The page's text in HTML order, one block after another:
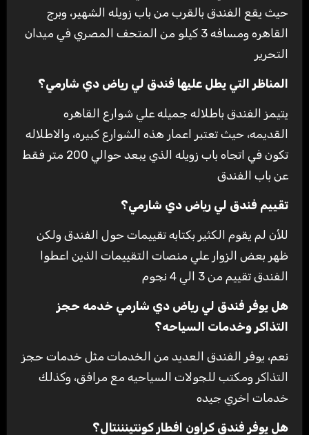
حيث يقع الفندق بالقرب من باب زويله الشهير، وبرج
القاهره ومسافه 3 كيلو من المتحف المصري في ميدان
التحرير
المناظر التي يطل عليها فندق لي رياض دي شارمي؟
يتيمز الفندق باطلاله جميله علي شوارع القاهره
القديمه، حيث تعتبر اعمار هذه الشوارع كبيره، والاطلاله
تكون في اتجاه باب زويله الذي يبعد حوالي 200 متر فقط
عن باب الفندق
تقييم فندق لي رياض دي شارمي؟
للأن لم يقوم الكثير بكتابه تقييمات حول الفندق ولكن
ظهر بعض الزوار علي منصات التقييمات الذين اعطوا
الفندق تقييم من 3 الي 4 نجوم
هل يوفر فندق لي رياض دي شارمي خدمه حجز
التذاكر وخدمات السياحه؟
نعم، يوفر الفندق العديد من الخدمات مثل خدمات حجز
التذاكر ومكتب للجولات السياحيه مع مرافق، وكذلك
خدمات اخري جيده
هل يوفر فندق كراون افطار كونتينننتال؟